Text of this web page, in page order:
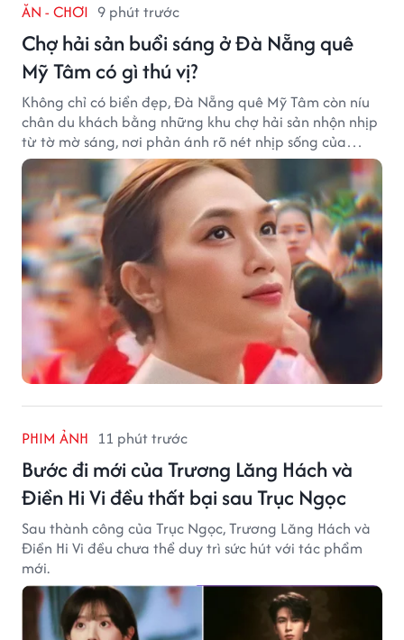
ĂN - CHƠI 9 phút trước
Chợ hải sản buổi sáng ở Đà Nẵng quê
Mỹ Tâm có gì thú vị?
Không chỉ có biển đẹp, Đà Nẵng quê Mỹ Tâm còn níu
chân du khách bằng những khu chợ hải sản nhộn nhịp
từ tờ mờ sáng, nơi phản ánh rõ nét nhịp sống của
thành phố biển.
PHIM ẢNH 11 phút trước
Bước đi mới của Trương Lăng Hách và
Điền Hi Vi đều thất bại sau Trục Ngọc
Sau thành công của Trục Ngọc, Trương Lăng Hách và
Điền Hi Vi đều chưa thể duy trì sức hút với tác phẩm
mới.